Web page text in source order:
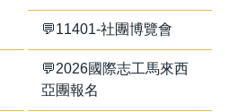
💬11401-社團博覽會
💬2026國際志工馬來西
亞團報名